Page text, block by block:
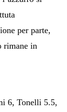
per parte,
rimane in
6, Tonelli 5.5,